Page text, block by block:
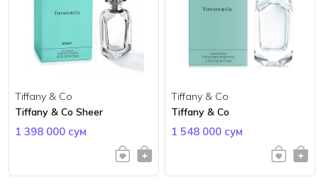
Tiffany & Co
Tiffany & Co Sheer
1 398 000 сум
Tiffany & Co
Tiffany & Co
1 548 000 сум